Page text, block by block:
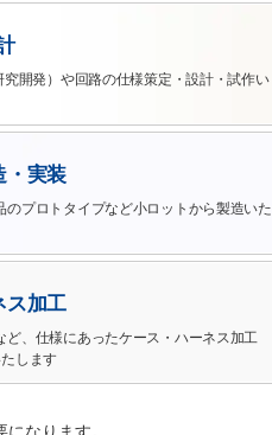
開発）や回路の仕様策定・設計・試作い
・実装
のプロトタイプなど小ロットから製造いた
ス加工
ど、仕様にあったケース・ハーネス加工
します
なります。